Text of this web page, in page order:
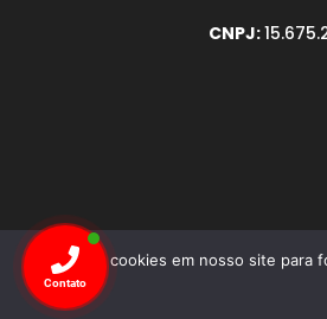
CNPJ:
Usamos cookies em nosso site
Contato